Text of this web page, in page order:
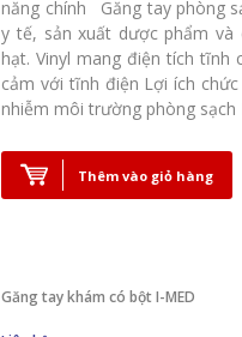
năng chính Găng tay phòng
y tế, sản xuất dược phẩm
hạt. Vinyl mang điện tích tĩnh
cảm với tĩnh điện Lợi ích
nhiễm môi trường phòng sạch
Thêm vào giỏ hàng
Găng tay khám có bột I-MED